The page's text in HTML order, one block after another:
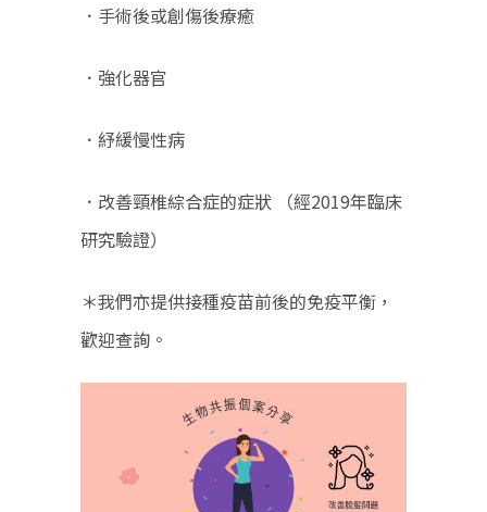
．手術後或創傷後療癒
．強化器官
．紓緩慢性病
．改善頸椎綜合症的症狀 （經2019年臨床
研究驗證）
＊我們亦提供接種疫苗前後的免疫平衡，
歡迎查詢。